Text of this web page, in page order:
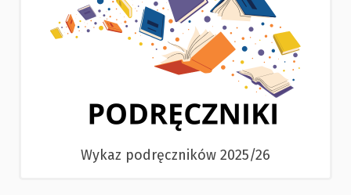
Wykaz podręczników 2025/26